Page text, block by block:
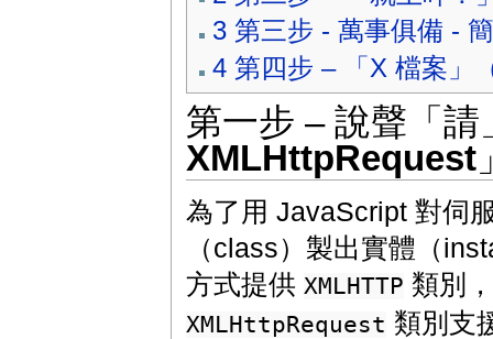
3 第三步 - 萬事俱備 -
4 第四步 – 「X 檔案」
第一步 – 說聲「請
XMLHttpRequest
為了用 JavaScript 對伺
（class）製出實體（
方式提供 XMLHTTP 類別
XMLHttpRequest 類別支